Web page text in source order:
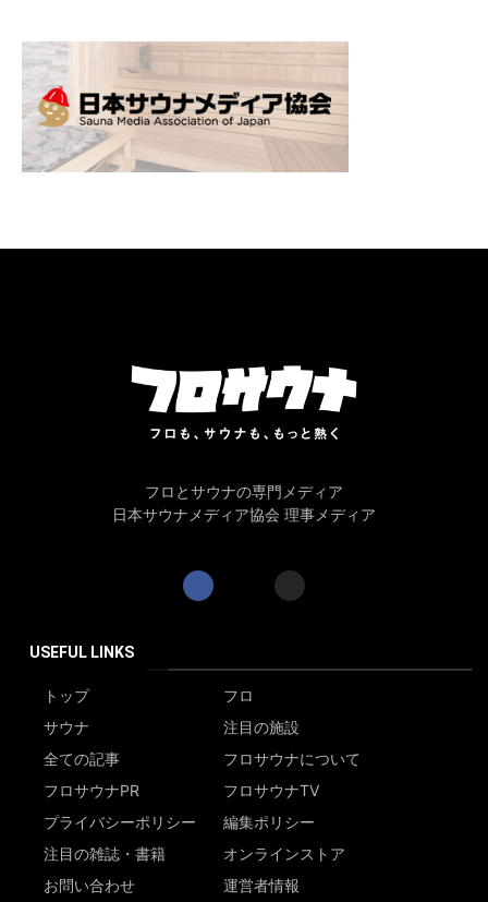
フロとサウナの専門メディア
日本サウナメディア協会 理事メディア
USEFUL LINKS
トップ
フロ
サウナ
注目の施設
全ての記事
フロサウナについて
フロサウナPR
フロサウナTV
プライバシーポリシー
編集ポリシー
注目の雑誌・書籍
オンラインストア
お問い合わせ
運営者情報